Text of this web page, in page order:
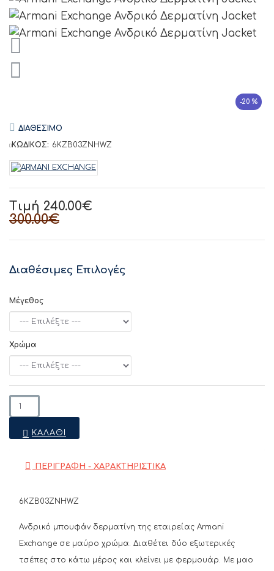
-20 %
Τιμή 240.00€
300.00€
ΔΙΑΘΕΣΙΜΟ
ΚΩΔΙΚΟΣ: 6KZB03ZNHWZ
Διαθέσιμες Επιλογές
Μέγεθος
Χρώμα
ΚΑΛΆΘΙ
ΠΕΡΙΓΡΑΦΗ - ΧΑΡΑΚΤΗΡΙΣΤΙΚΑ
6KZB03ZNHWZ
Ανδρικό μπουφάν δερματίνη της εταιρείας Armani
Exchange σε μαύρο χρώμα. Διαθέτει δύο εξωτερικές
τσέπες στο κάτω μέρος και κλείνει με φερμουάρ. Με μαο